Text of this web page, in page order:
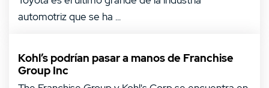
automotriz que se ha ...
Kohl’s podrían pasar a manos de Franchise
Group Inc